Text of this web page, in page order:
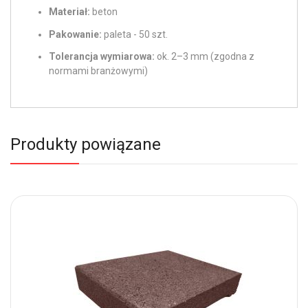
Materiał: beton
Pakowanie: paleta - 50 szt.
Tolerancja wymiarowa: ok. 2–3 mm (zgodna z
normami branżowymi)
Produkty powiązane